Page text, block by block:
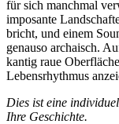
für sich manchmal
imposante
bricht, und einem
genauso archaisch.
kantig raue
Lebensrhythmus
Dies ist eine
Ihre Geschichte.